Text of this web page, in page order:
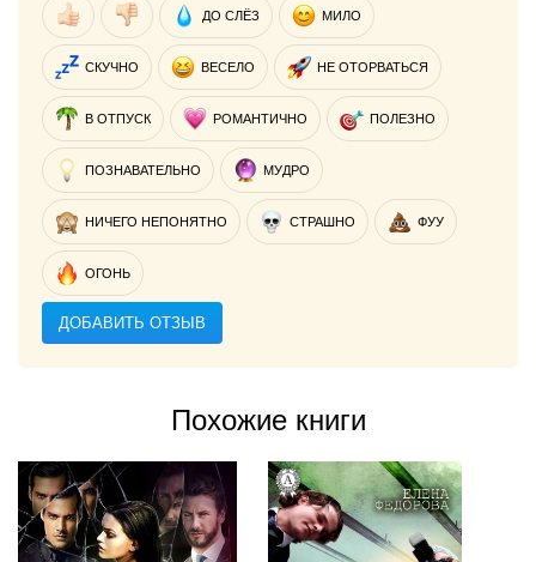
ДО СЛЁЗ МИЛО
СКУЧНО ВЕСЕЛО НЕ ОТОРВАТЬСЯ
В ОТПУСК РОМАНТИЧНО ПОЛЕЗНО
ПОЗНАВАТЕЛЬНО МУДРО
НИЧЕГО НЕПОНЯТНО СТРАШНО ФУУ
ОГОНЬ
ДОБАВИТЬ ОТЗЫВ
Похожие книги